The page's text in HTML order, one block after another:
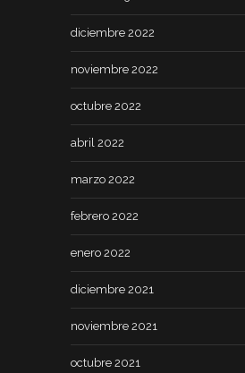
diciembre 2022
noviembre 2022
octubre 2022
abril 2022
marzo 2022
febrero 2022
enero 2022
diciembre 2021
noviembre 2021
octubre 2021